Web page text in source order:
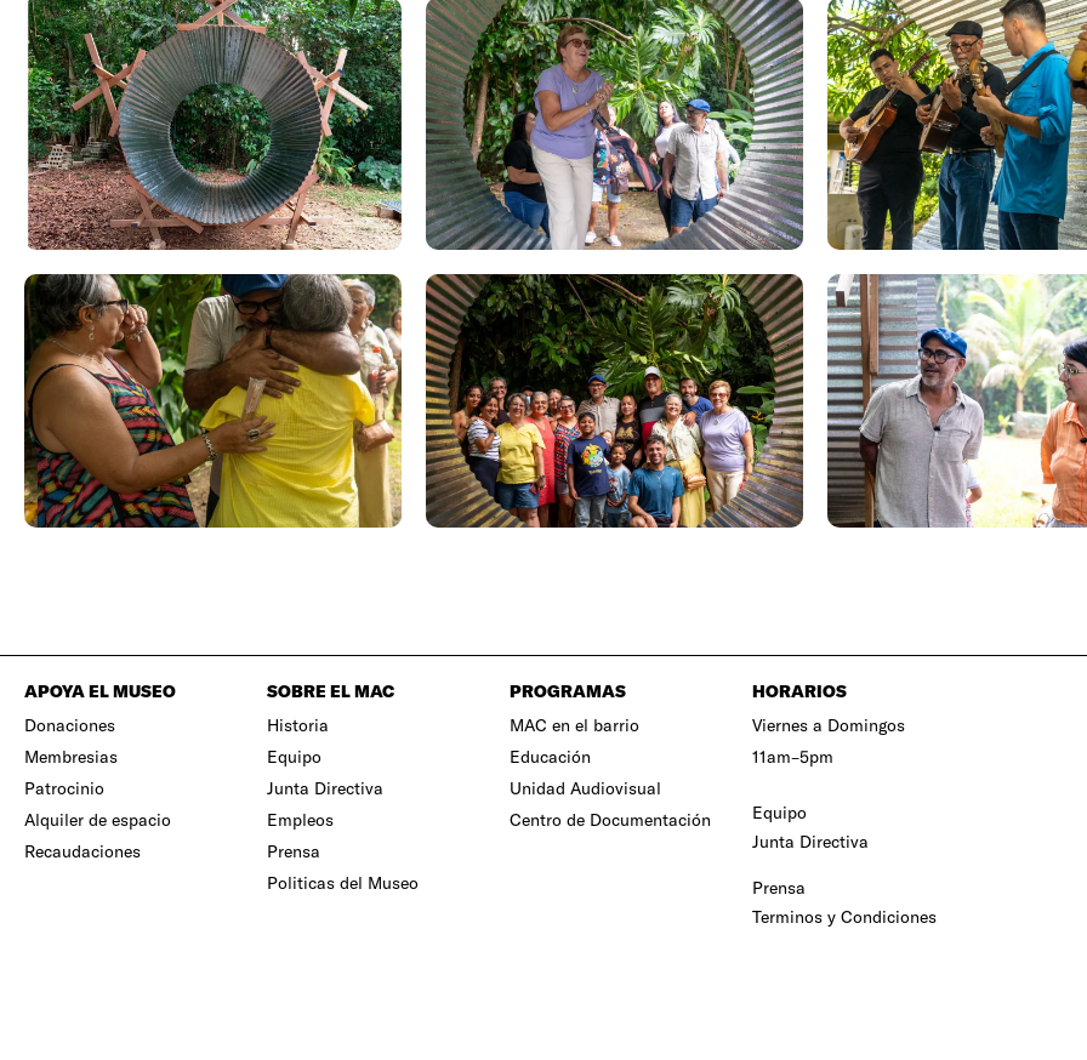
APOYA EL MUSEO
Donaciones
Membresias
Patrocinio
Alquiler de espacio
Recaudaciones
SOBRE EL MAC
Historia
Equipo
Junta Directiva
Empleos
Prensa
Politicas del Museo
PROGRAMAS
MAC en el barrio
Educación
Unidad Audiovisual
Centro de Documentación
HORARIOS
Viernes a Domingos
11am–5pm
Equipo
Junta Directiva
Prensa
Terminos y Condiciones